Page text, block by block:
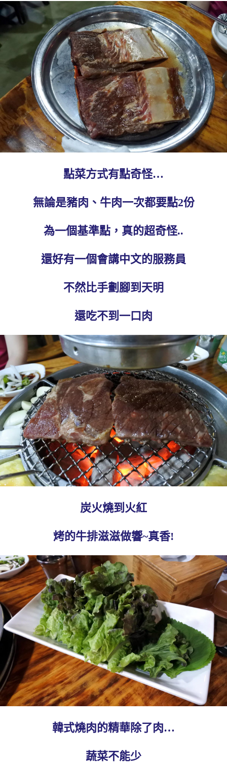
點菜方式有點奇怪…
無論是豬肉、牛肉一次都要點2份
為一個基準點，真的超奇怪..
還好有一個會講中文的服務員
不然比手劃腳到天明
還吃不到一口肉
炭火燒到火紅
烤的牛排滋滋做響~真香!
韓式燒肉的精華除了肉…
蔬菜不能少